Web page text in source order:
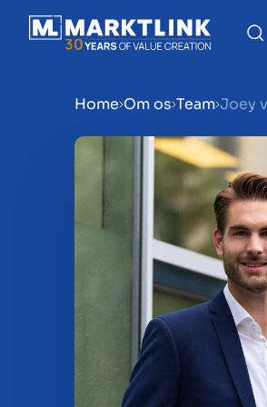
Menu
Gør
Salg af
Køb af
Home Om os Team Joey